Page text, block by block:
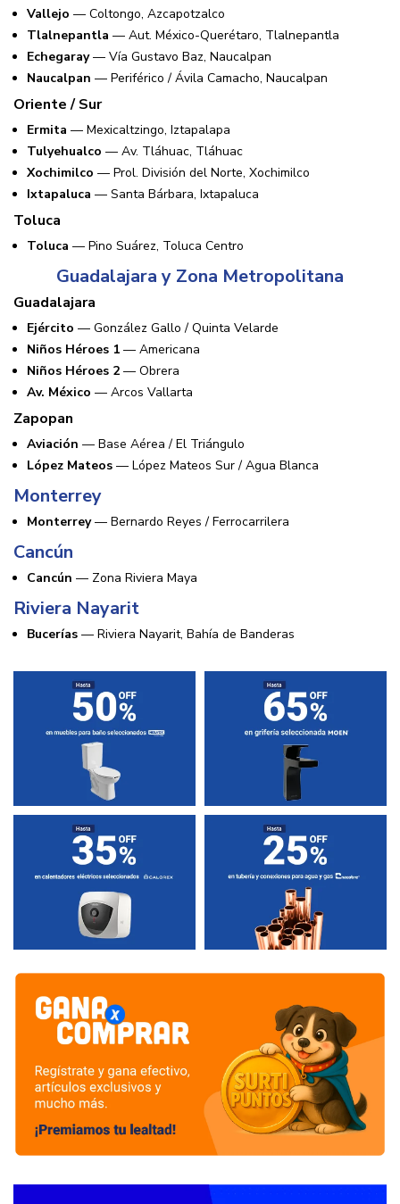
Vallejo — Coltongo, Azcapotzalco
Tlalnepantla — Aut. México-Querétaro, Tlalnepantla
Echegaray— Vía Gustavo Baz, Naucalpan
Naucalpan — Periférico / Ávila Camacho, Naucalpan
Oriente / Sur
Ermita — Mexicaltzingo, Iztapalapa
Tulyehualco — Av. Tláhuac, Tláhuac
Xochimilco — Prol. División del Norte, Xochimilco
Ixtapaluca — Santa Bárbara, Ixtapaluca
Toluca
Toluca — Pino Suárez, Toluca Centro
Guadalajara y Zona Metropolitana
Guadalajara
Ejército — González Gallo / Quinta Velarde
Niños Héroes 1 — Americana
Niños Héroes 2 — Obrera
Av. México — Arcos Vallarta
Zapopan
Aviación — Base Aérea / El Triángulo
López Mateos — López Mateos Sur / Agua Blanca
Monterrey
Monterrey— Bernardo Reyes / Ferrocarrilera
Cancún
Cancún — Zona Riviera Maya
Riviera Nayarit
Bucerías — Riviera Nayarit, Bahía de Banderas